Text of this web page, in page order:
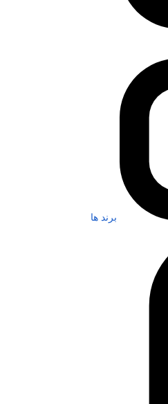
برند ها